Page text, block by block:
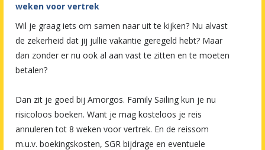
weken voor vertrek
Wil je graag iets om samen naar uit te kijken? Nu alvast
de zekerheid dat jij jullie vakantie geregeld hebt? Maar
dan zonder er nu ook al aan vast te zitten en te moeten
betalen?
Dan zit je goed bij Amorgos. Family Sailing kun je nu
risicoloos boeken. Want je mag kosteloos je reis
annuleren tot 8 weken voor vertrek. En de reissom
m.u.v. boekingskosten, SGR bijdrage en eventuele